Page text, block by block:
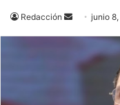
Redacción
Sendjunio